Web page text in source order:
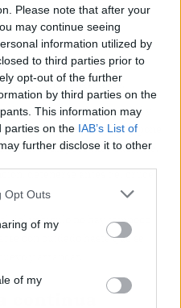
Please note that after your
may continue seeing
information utilized by
to third parties prior to
opt-out of the further
by third parties on the
This information may
parties on the IAB’s List of
further disclose it to other
Opt Outs
of my
of my
aunque no venga nadie.
que acompañe a la señal y
de arrancar. Si no se dispone
un poco más adelante.
del vehículo no hay tampoco
con cuidado hasta que se
y arrancar.
continua